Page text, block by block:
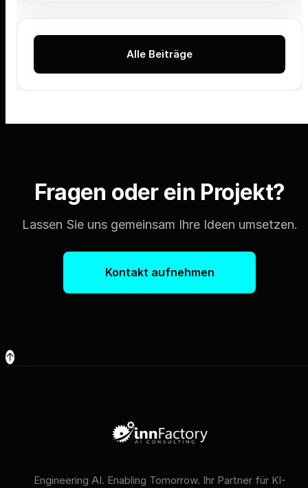
Alle Beiträge
Fragen oder ein Projekt?
Lassen Sie uns gemeinsam Ihre Ideen umsetzen.
Kontakt aufnehmen
↑
Engineering AI. Enabling Tomorrow. Ihr Partner für KI-